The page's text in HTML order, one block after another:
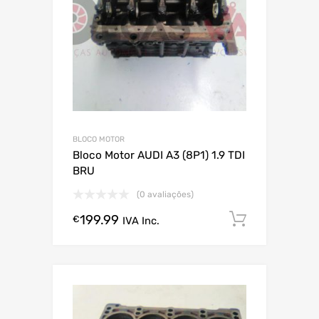
BLOCO MOTOR
Bloco Motor AUDI A3 (8P1) 1.9 TDI
BRU
(0 avaliações)
€199.99 IVA Inc.